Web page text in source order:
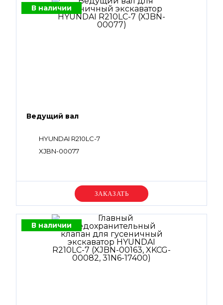
В наличии
Ведущий вал
HYUNDAI R210LC-7
XJBN-00077
Уточняйте цену
В наличии